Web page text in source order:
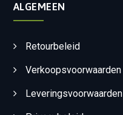
ALGEMEEN
Retourbeleid
Verkoopsvoorwaarden
Leveringsvoorwaarden